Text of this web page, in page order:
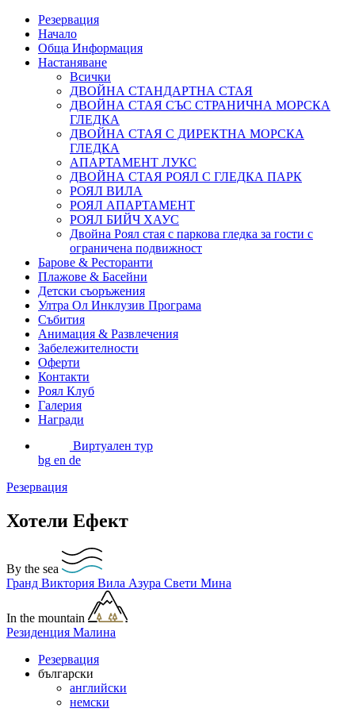
Резервация
Начало
Обща Информация
Настаняване
Всички
ДВОЙНА СТАНДАРТНА СТАЯ
ДВОЙНА СТАЯ СЪС СТРАНИЧНА МОРСКА
ГЛЕДКА
ДВОЙНА СТАЯ С ДИРЕКТНА МОРСКА
ГЛЕДКА
АПАРТАМЕНТ ЛУКС
ДВОЙНА СТАЯ РОЯЛ С ГЛЕДКА ПАРК
РОЯЛ ВИЛА
РОЯЛ АПАРТАМЕНТ
РОЯЛ БИЙЧ ХАУС
Двойна Роял стая с паркова гледка за гости с
ограничена подвижност
Барове & Ресторанти
Плажове & Басейни
Детски съоръжения
Ултра Ол Инклузив Програма
Събития
Анимация & Развлечения
Забележителности
Оферти
Контакти
Роял Клуб
Галерия
Награди
Виртуален тур
bg en de
Резервация
Хотели Ефект
By the sea
Гранд Виктория Вила Азура Свети Мина
In the mountain
Резиденция Малина
Резервация
български
английски
немски